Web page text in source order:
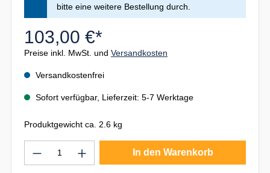
bitte eine weitere Bestellung durch.
103,00 €*
Preise inkl. MwSt. und Versandkosten
Versandkostenfrei
Sofort verfügbar, Lieferzeit: 5-7 Werktage
Produktgewicht ca. 2.6 kg
Produkt Anzahl: Gib den gewünschten
In den Warenkorb